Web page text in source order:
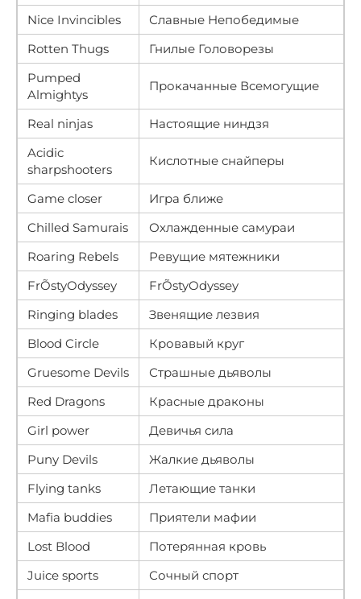
Nice Invincibles
Славные Непобедимые
Rotten Thugs
Гнилые Головорезы
Pumped
Almightys
Прокачанные Всемогущие
Real ninjas
Настоящие ниндзя
Acidic
sharpshooters
Кислотные снайперы
Game closer
Игра ближе
Chilled Samurais
Охлажденные самураи
Roaring Rebels
Ревущие мятежники
FrÕstyOdyssey
FrÕstyOdyssey
Ringing blades
Звенящие лезвия
Blood Circle
Кровавый круг
Gruesome Devils
Страшные дьяволы
Red Dragons
Красные драконы
Girl power
Девичья сила
Puny Devils
Жалкие дьяволы
Flying tanks
Летающие танки
Mafia buddies
Приятели мафии
Lost Blood
Потерянная кровь
Juice sports
Сочный спорт